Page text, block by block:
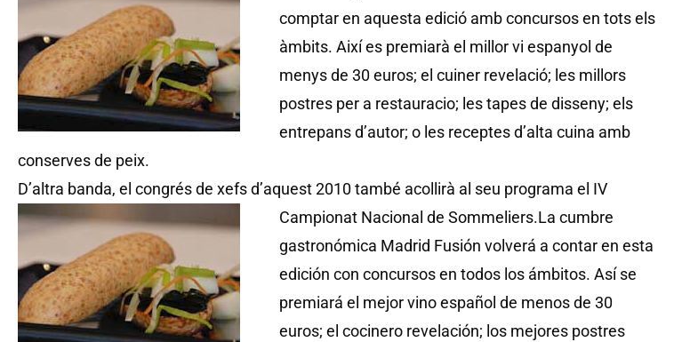
comptar en aquesta edició amb concursos en tots els
àmbits. Així es premiarà el millor vi espanyol de
menys de 30 euros; el cuiner revelació; les millors
postres per a restauracio; les tapes de disseny; els
entrepans d’autor; o les receptes d’alta cuina amb
conserves de peix.
D’altra banda, el congrés de xefs d’aquest 2010 també acollirà al seu programa el IV
Campionat Nacional de Sommeliers.La cumbre
gastronómica Madrid Fusión volverá a contar en esta
edición con concursos en todos los ámbitos. Así se
premiará el mejor vino español de menos de 30
euros; el cocinero revelación; los mejores postres